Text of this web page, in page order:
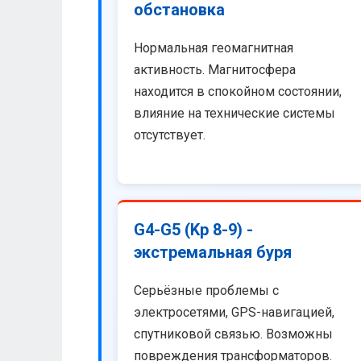
обстановка
Нормальная геомагнитная
активность. Магнитосфера
находится в спокойном состоянии,
влияние на технические системы
отсутствует.
G4-G5 (Kp 8-9) -
экстремальная буря
Серьёзные проблемы с
электросетями, GPS-навигацией,
спутниковой связью. Возможны
повреждения трансформаторов.